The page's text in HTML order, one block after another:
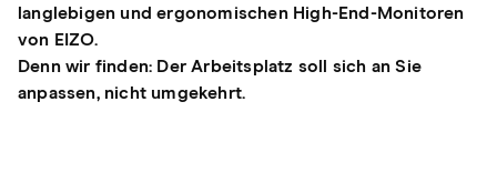
langlebigen und ergonomischen High-End-Monitoren
von EIZO.
Denn wir finden: Der Arbeitsplatz soll sich an Sie
anpassen, nicht umgekehrt.